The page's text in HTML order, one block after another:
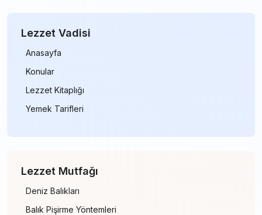
Lezzet Vadisi
Anasayfa
Konular
Lezzet Kitaplığı
Yemek Tarifleri
Lezzet Mutfağı
Deniz Balıkları
Balık Pişirme Yöntemleri